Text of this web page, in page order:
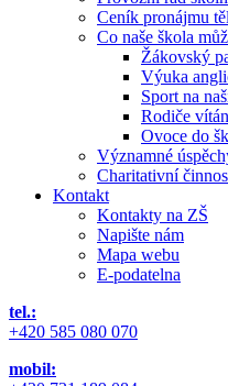
Ceník pronájmu
Co naše škola
Žákovský
Výuka
Sport na
Rodiče
Ovoce do
Významné
Charitativní
Kontakt
Kontakty na ZŠ
Napište nám
Mapa webu
E-podatelna
tel.:
+420 585 080 070
mobil: